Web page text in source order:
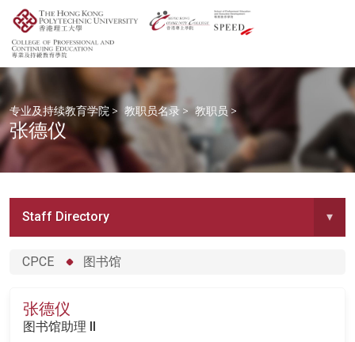
专业及持续教育学院 > 教职员名录 > 教职员 >
张德仪
Staff Directory ▾
CPCE 图书馆
张德仪
图书馆助理 II